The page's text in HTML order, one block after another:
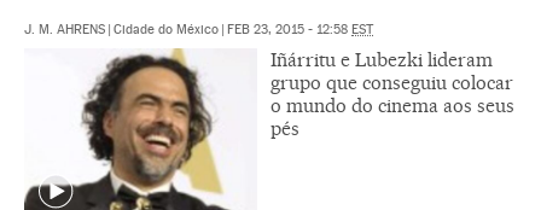
J. M. AHRENS | Cidade do México | FEB 23, 2015 - 12:58 EST
Iñárritu e Lubezki lideram
grupo que conseguiu colocar
o mundo do cinema aos seus
pés